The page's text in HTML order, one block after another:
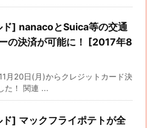
ド] nanacoとSuica等の交通
の決済が可能に！ [2017年8
月20日(月)からクレジットカード決
た！ 関連 ...
] マックフライポテトが全